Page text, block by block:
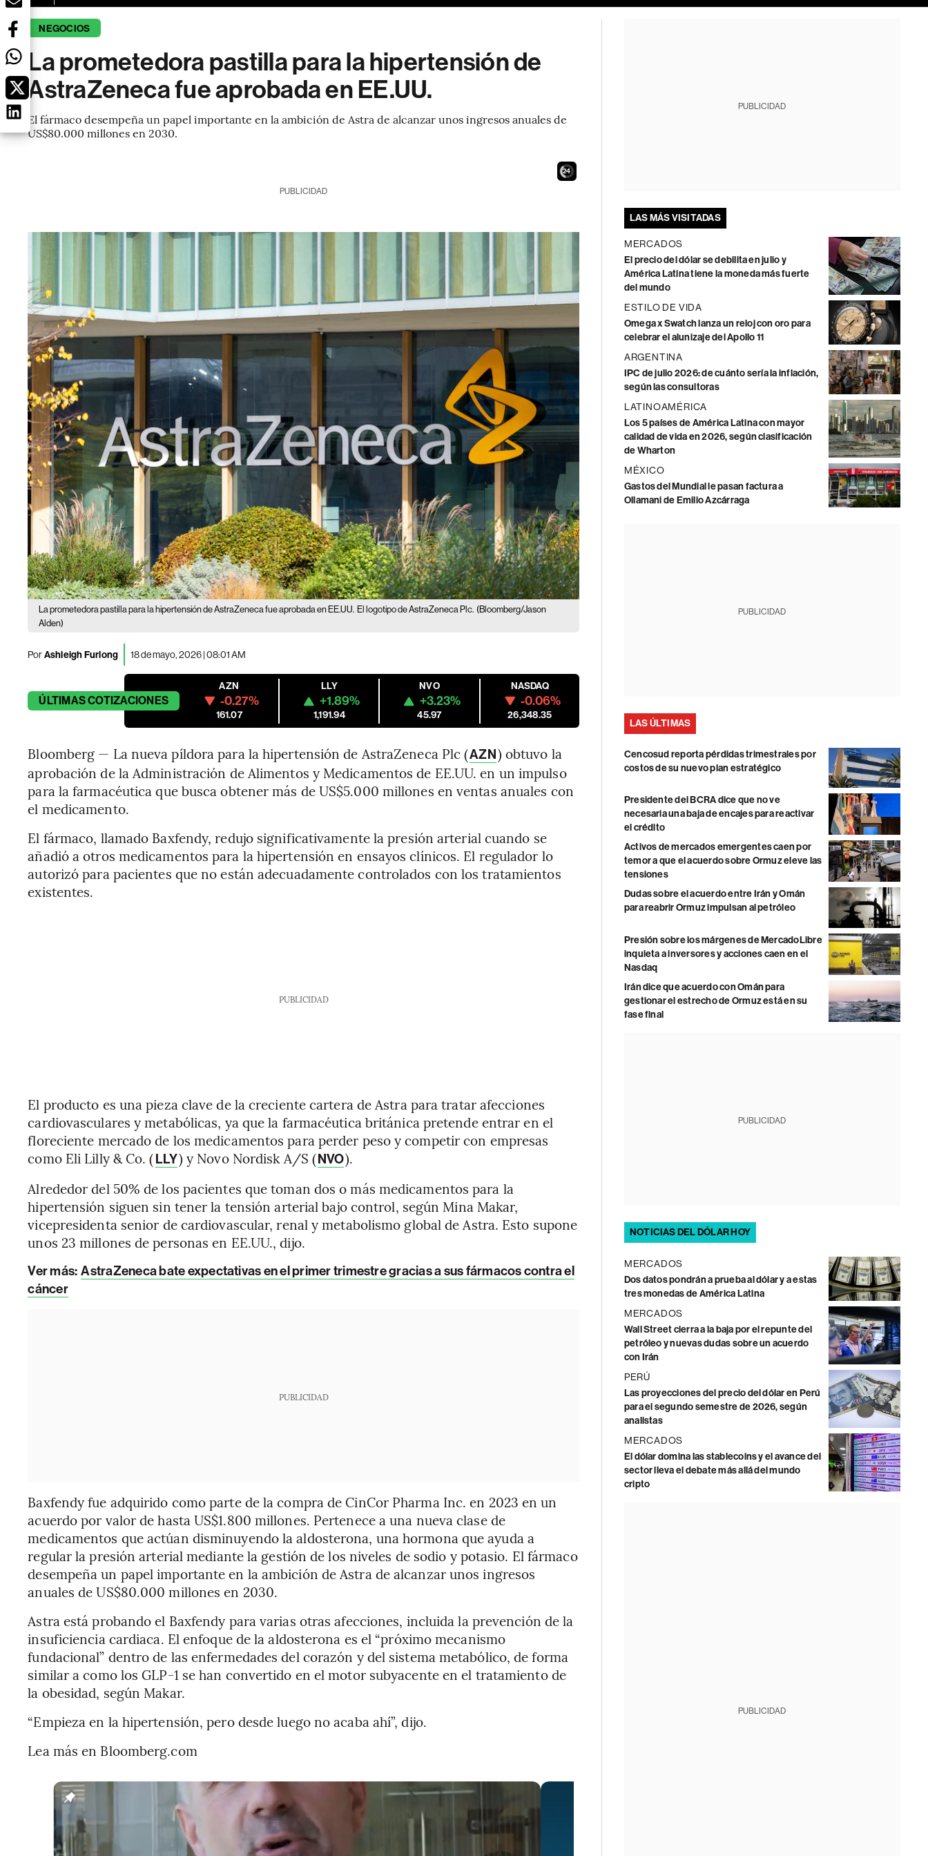
NEGOCIOS
La prometedora pastilla para la hipertensión de
AstraZeneca fue aprobada en EE.UU.
El fármaco desempeña un papel importante en la ambición de Astra de alcanzar unos ingresos anuales de
US$80.000 millones en 2030.
23
PUBLICIDAD
La prometedora pastilla para la hipertensión de AstraZeneca fue aprobada en EE.UU. El logotipo de AstraZeneca Plc. (Bloomberg/Jason
Alden)
PorAshleigh Furlong 18 de mayo, 2026 | 08:01 AM
ÚLTIMASCOTIZACIONES
AZN
-0.27%
161.07
LLY
+1.89%
1,191.94
NVO
+3.23%
45.97
NASDAQ
-0.06%
26,348.35
Bloomberg — La nueva píldora para la hipertensión de AstraZeneca Plc (AZN) obtuvo la
aprobación de la Administración de Alimentos y Medicamentos de EE.UU. en un impulso
para la farmacéutica que busca obtener más de US$5.000 millones en ventas anuales con
el medicamento.
El fármaco, llamado Baxfendy, redujo significativamente la presión arterial cuando se
añadió a otros medicamentos para la hipertensión en ensayos clínicos. El regulador lo
autorizó para pacientes que no están adecuadamente controlados con los tratamientos
existentes.
PUBLICIDAD
El producto es una pieza clave de la creciente cartera de Astra para tratar afecciones
cardiovasculares y metabólicas, ya que la farmacéutica británica pretende entrar en el
floreciente mercado de los medicamentos para perder peso y competir con empresas
como Eli Lilly & Co. (LLY) y Novo Nordisk A/S (NVO).
Alrededor del 50% de los pacientes que toman dos o más medicamentos para la
hipertensión siguen sin tener la tensión arterial bajo control, según Mina Makar,
vicepresidenta senior de cardiovascular, renal y metabolismo global de Astra. Esto supone
unos 23 millones de personas en EE.UU., dijo.
Ver más: AstraZeneca bate expectativas en el primer trimestre gracias a sus fármacos contra el
cáncer
PUBLICIDAD
Baxfendy fue adquirido como parte de la compra de CinCor Pharma Inc. en 2023 en un
acuerdo por valor de hasta US$1.800 millones. Pertenece a una nueva clase de
medicamentos que actúan disminuyendo la aldosterona, una hormona que ayuda a
regular la presión arterial mediante la gestión de los niveles de sodio y potasio. El fármaco
desempeña un papel importante en la ambición de Astra de alcanzar unos ingresos
anuales de US$80.000 millones en 2030.
Astra está probando el Baxfendy para varias otras afecciones, incluida la prevención de la
insuficiencia cardiaca. El enfoque de la aldosterona es el “próximo mecanismo
fundacional” dentro de las enfermedades del corazón y del sistema metabólico, de forma
similar a como los GLP-1 se han convertido en el motor subyacente en el tratamiento de
la obesidad, según Makar.
“Empieza en la hipertensión, pero desde luego no acaba ahí”, dijo.
Lea más en Bloomberg.com
PUBLICIDAD
LAS MÁS VISITADAS
MERCADOS
El precio del dólar se debilita en julio y
América Latina tiene la moneda más fuerte
del mundo
ESTILO DE VIDA
Omega x Swatch lanza un reloj con oro para
celebrar el alunizaje del Apollo 11
ARGENTINA
IPC de julio 2026: de cuánto sería la inflación,
según las consultoras
LATINOAMÉRICA
Los 5 países de América Latina con mayor
calidad de vida en 2026, según clasificación
de Wharton
MÉXICO
Gastos del Mundial le pasan factura a
Ollamani de Emilio Azcárraga
PUBLICIDAD
LAS ÚLTIMAS
Cencosud reporta pérdidas trimestrales por
costos de su nuevo plan estratégico
Presidente del BCRA dice que no ve
necesaria una baja de encajes para reactivar
el crédito
Activos de mercados emergentes caen por
temor a que el acuerdo sobre Ormuz eleve las
tensiones
Dudas sobre el acuerdo entre Irán y Omán
para reabrir Ormuz impulsan al petróleo
Presión sobre los márgenes de MercadoLibre
inquieta a inversores y acciones caen en el
Nasdaq
Irán dice que acuerdo con Omán para
gestionar el estrecho de Ormuz está en su
fase final
PUBLICIDAD
NOTICIAS DEL DÓLAR HOY
MERCADOS
Dos datos pondrán a prueba al dólar y a estas
tres monedas de América Latina
MERCADOS
Wall Street cierra a la baja por el repunte del
petróleo y nuevas dudas sobre un acuerdo
con Irán
PERÚ
Las proyecciones del precio del dólar en Perú
para el segundo semestre de 2026, según
analistas
MERCADOS
El dólar domina las stablecoins y el avance del
sector lleva el debate más allá del mundo
cripto
PUBLICIDAD